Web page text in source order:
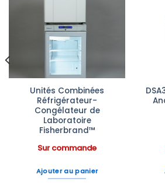
Unités Combinées
Réfrigérateur-
Congélateur de
Laboratoire
Fisherbrand™
Sur commande
Ajouter au panier